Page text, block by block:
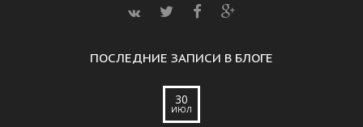
ПОСЛЕДНИЕ ЗАПИСИ В БЛОГЕ
30
ИЮЛ